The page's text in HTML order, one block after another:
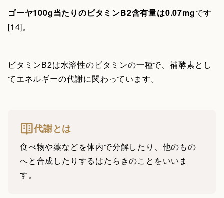
ゴーヤ100g当たりのビタミンB2含有量は0.07mgです
[14]。
ビタミンB2は水溶性のビタミンの一種で、補酵素とし
てエネルギーの代謝に関わっています。
代謝とは
食べ物や薬などを体内で分解したり、他のもの
へと合成したりするはたらきのことをいいま
す。